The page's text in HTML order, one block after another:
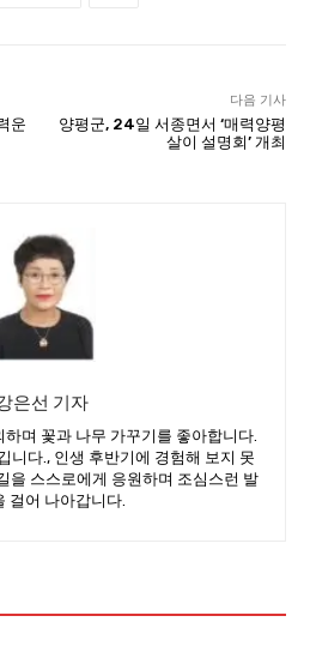
운
다음 기사
양평군, 24일 서종면서 ‘매력양평
살이 설명회’ 개최
은선 기자
며 꽃과 나무 가꾸기를 좋아합니다.
니다., 인생 후반기에 경험해 보지 못
을 스스로에게 응원하며 조심스런 발
걸어 나아갑니다.